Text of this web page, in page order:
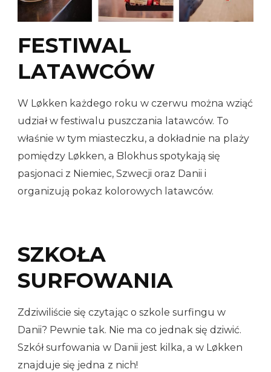
FESTIWAL
LATAWCÓW
W Løkken każdego roku w czerwu można wziąć
udział w festiwalu puszczania latawców. To
właśnie w tym miasteczku, a dokładnie na plaży
pomiędzy Løkken, a Blokhus spotykają się
pasjonaci z Niemiec, Szwecji oraz Danii i
organizują pokaz kolorowych latawców.
SZKOŁA
SURFOWANIA
Zdziwiliście się czytając o szkole surfingu w
Danii? Pewnie tak. Nie ma co jednak się dziwić.
Szkół surfowania w Danii jest kilka, a w Løkken
znajduje się jedna z nich!